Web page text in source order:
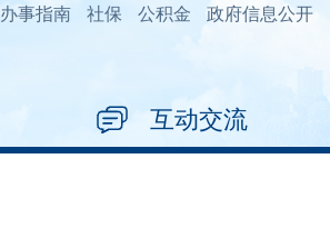
办事指南 社保 公积金 政府信息公开
互动交流